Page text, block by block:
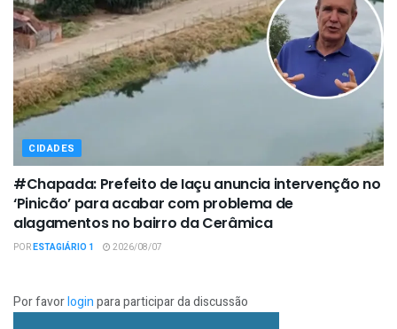
CIDADES
#Chapada: Prefeito de Iaçu anuncia intervenção no
‘Pinicão’ para acabar com problema de
alagamentos no bairro da Cerâmica
PORESTAGIÁRIO 1 2026/08/07
Por favorloginpara participar da discussão